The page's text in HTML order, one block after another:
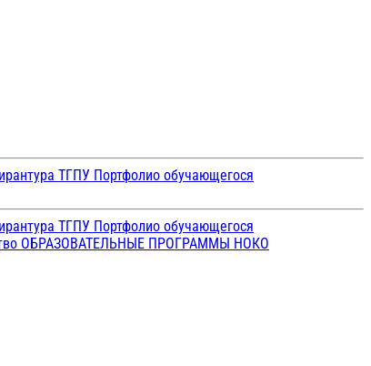
ТГПУ Портфолио обучающегося
ТГПУ Портфолио обучающегося
ОБРАЗОВАТЕЛЬНЫЕ ПРОГРАММЫ НОКО